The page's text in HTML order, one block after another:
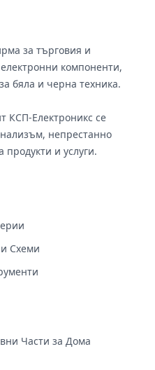
за търговия и
компоненти,
бяла и черна техника.
КСП-Електроникс се
непрестанно
продукти и услуги.
Схеми
Части за Дома